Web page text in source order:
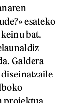
esateko
bat.
Galdera
proiektua